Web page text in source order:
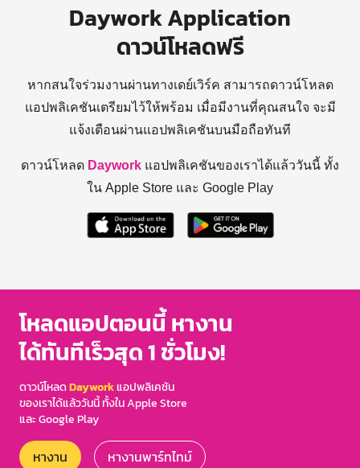
Daywork Application
ดาวน์โหลดฟรี
หากสนใจร่วมงานผ่านทางเดย์เวิร์ค สามารถดาวน์โหลด
แอปพลิเคชันเตรียมไว้ให้พร้อม เมื่อมีงานที่คุณสนใจ จะมี
แจ้งเตือนผ่านแอปพลิเคชันบนมือถือทันที
ดาวน์โหลด Daywork แอปพลิเคชันของเราได้แล้ววันนี้ ทั้ง
ใน Apple Store และ Google Play
โหลดแอปตอนนี้ หางาน
ได้ทันทีเร็วสุด 1 ชั่วโมง!
ดาวน์โหลดDayworkแอปพลิเคชัน
ของเราได้แล้ววันนี้ ทั้งใน Apple Store
และ Google Play
หางาน หางานพาร์ทไทม์